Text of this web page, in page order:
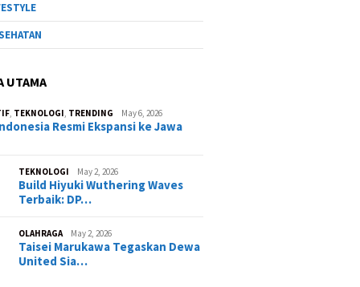
UTAMA
, TEKNOLOGI, TRENDING May 6, 2026
Resmi Ekspansi ke Jawa
TEKNOLOGI May 2, 2026
Build Hiyuki Wuthering Waves
Terbaik: DP…
OLAHRAGA May 2, 2026
Taisei Marukawa Tegaskan Dewa
United Sia…